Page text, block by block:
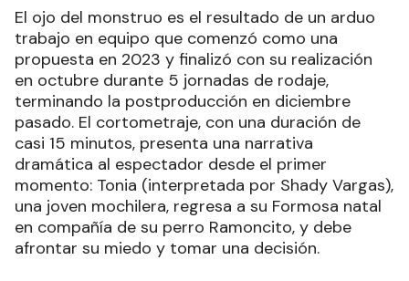
catering, entre otras colaboraciones. “El ojo del
monstruo no sólo es un logro cinematográfico
sino también un testimonio del talento y la
dedicación de los jóvenes cineastas del NEA. Su
participación en el BAFICI es un hito importante
en su trayectoria, y sin duda alguna, esta obra
dejará una huella perdurable en el mundo del cine
independiente argentino, enriqueciendo con
nuestras historias locales, manera de hablar y
paisajes litoraleños”, dijo la productora Ayelén
Loebarth.